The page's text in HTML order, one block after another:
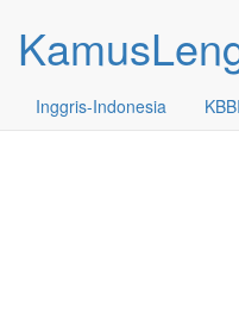
Inggris-Indonesia KBBI